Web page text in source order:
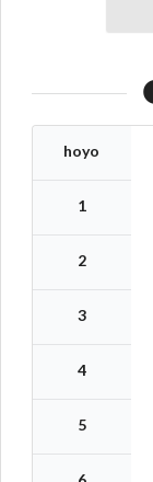
hoyo
1
2
3
4
5